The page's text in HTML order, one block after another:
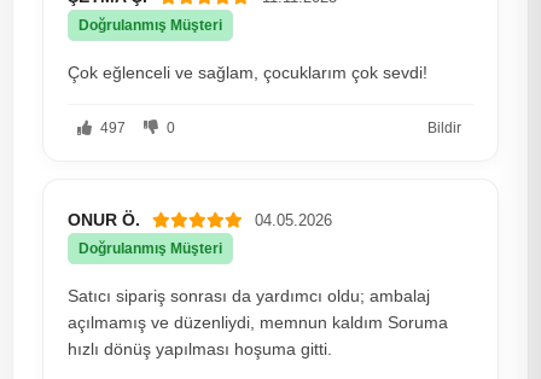
Doğrulanmış Müşteri
Çok eğlenceli ve sağlam, çocuklarım çok sevdi!
497 0 Bildir
ONUR Ö. 04.05.2026
Doğrulanmış Müşteri
Satıcı sipariş sonrası da yardımcı oldu; ambalaj
açılmamış ve düzenliydi, memnun kaldım Soruma
hızlı dönüş yapılması hoşuma gitti.